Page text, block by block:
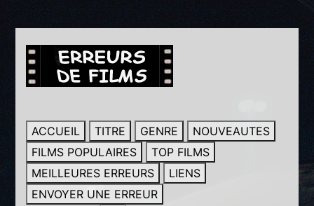
ACCUEIL TITRE GENRE
NOUVEAUTES
FILMS POPULAIRES
TOP FILMS
MEILLEURES ERREURS
LIENS
ENVOYER UNE ERREUR